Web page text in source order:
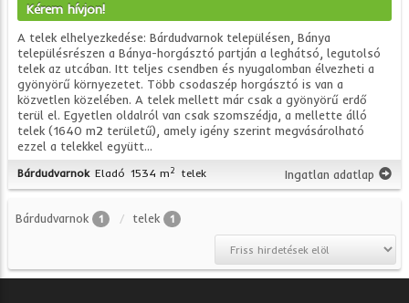
Kérem hívjon!
A telek elhelyezkedése: Bárdudvarnok településen, Bánya
településrészen a Bánya-horgásztó partján a leghátsó, legutolsó
telek az utcában. Itt teljes csendben és nyugalomban élvezheti a
gyönyörű környezetet. Több csodaszép horgásztó is van a
közvetlen közelében. A telek mellett már csak a gyönyörű erdő
terül el. Egyetlen oldalról van csak szomszédja, a mellette álló
telek (1640 m2 területű), amely igény szerint megvásárolható
ezzel a telekkel együtt...
Bárdudvarnok Eladó 1534 m2 telek Ingatlan adatlap
Bárdudvarnok 1 telek 1